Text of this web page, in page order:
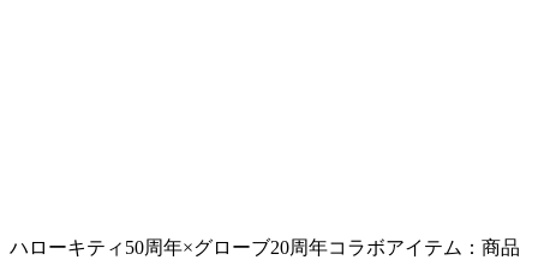
ハローキティ50周年×グローブ20周年コラボアイテム：商品